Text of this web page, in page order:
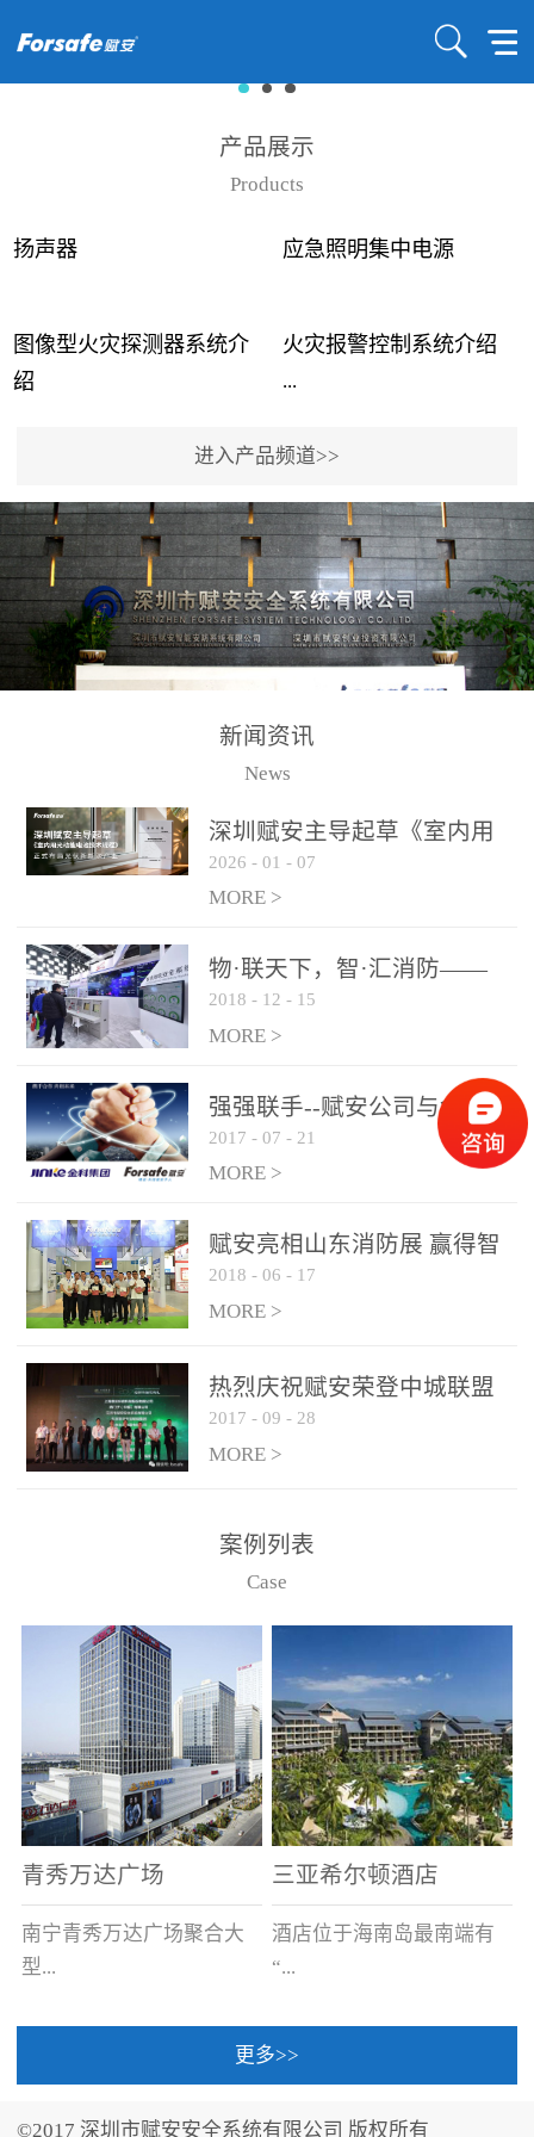
产品展示
Products
扬声器 应急照明集中电源
图像型火灾探测器系统介
绍
...
事故频发，传统的火灾探
测方法已无法满足要求。
尤其是目前众多的大型影
剧院、会议展览中心、体
育馆、大型仓库和隧道空
间等，其建筑结构特殊、
火灾隐患多。一旦发生火
传统的火灾关测器无法被
及时缺发，不能及早发现
和有效扑救火火，这不仅
力和闲难，同时也将造成
巨大的经济损失和社会影
响，基至还会造成人员伤
亡。图像型火灾探测器正
是针对这种高大空间建筑
物的消防设施、设备通过
现场图像的实时获取、预
处理和特征提取分析，实
现火焰的跟踪和识别。能
更早的进行预警，达到早
报早防的效果。 系统构
成示意图： 图像型火灾
和监控端两大部分组成。
两者之间通过以太网相
联，一台监控主机最多可
从监控主机上获取，最多
只能接6台，超过的需从现
火灾报警控制系统介绍
...
用了具有仲裁机制和冗余
校验的总线传输技术、线
路状态检测与保护技术、
后向光电感烟探测技术、
高可靠的系统抗干扰技术
等多项专利技术和专有技
警领域三十多年技术积累
和工程实践的结晶。
进入产品频道>>
新闻资讯
News
深圳赋安主导起草《室内用
光动能电池技术规程》 正式
布局光伏新能源产业
2026 - 01 - 07
MORE >
物·联天下，智·汇消防——
赋安F&S 2018上海消防展圆
满落幕
2018 - 12 - 15
MORE >
强强联手--赋安公司与金科
集团达成战略合作协议
2017 - 07 - 21
MORE >
赋安亮相山东消防展 赢得智
慧消防新荣耀
2018 - 06 - 17
MORE >
热烈庆祝赋安荣登中城联盟
联合采购战略合作平台
2017 - 09 - 28
MORE >
案例列表
Case
青秀万达广场
南宁青秀万达广场聚合大
型...
三亚希尔顿酒店
酒店位于海南岛最南端有
“...
中国的海岛天堂”之美称的
更多>>
©2017 深圳市赋安安全系统有限公司 版权所有